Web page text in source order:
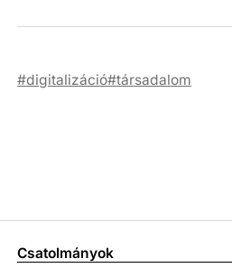
digitalizáció társadalom
Csatolmányok